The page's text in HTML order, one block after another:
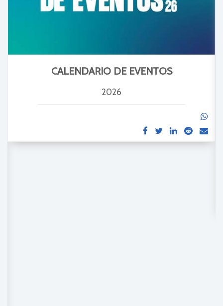
CALENDARIO DE EVENTOS
2026